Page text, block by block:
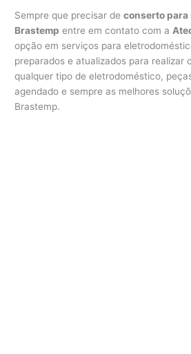
Sempre que precisar deconserto para
Brastemp entre em contato com a
opção em serviços para
preparados e atualizados para realizar
qualquer tipo de eletrodoméstico,
agendado e sempre as melhores
Brastemp.